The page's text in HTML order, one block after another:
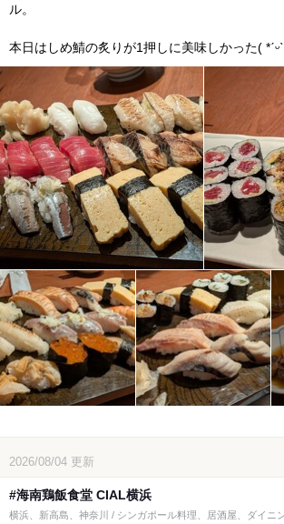
ル。
本日はしめ鯖の炙りが1押しに美味しかった(
2026/08/04 更新
#海南鶏飯食堂 CIAL横浜
横浜、新高島、神奈川 / シンガポール料理、居酒屋、ダイニ